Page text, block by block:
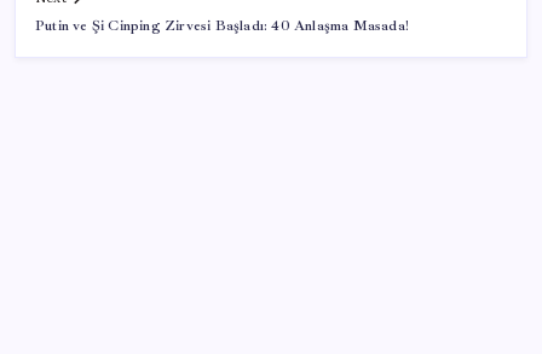
Putin ve Şi Cinping Zirvesi Başladı: 40 Anlaşma Masada!